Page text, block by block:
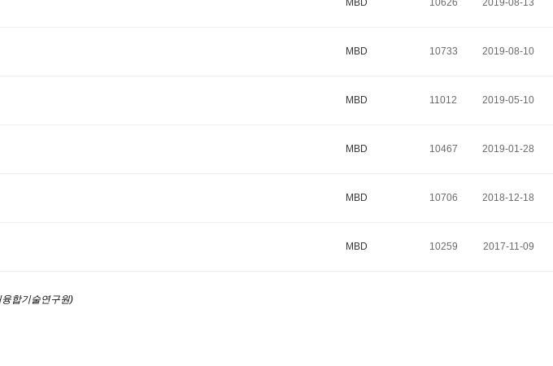
MBD 10626 2019-08-13
MBD 10733 2019-08-10
MBD 11012 2019-05-10
MBD 10467 2019-01-28
MBD 10706 2018-12-18
MBD 10259 2017-11-09
합기술연구원)